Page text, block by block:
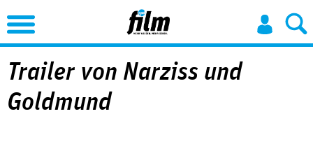
Jump to Navigation
Trailer von Narziss und
Goldmund